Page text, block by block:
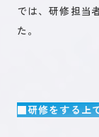
では、研修担当
た。
■研修をする上